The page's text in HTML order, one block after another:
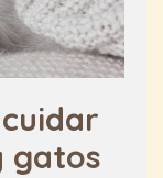
gatos